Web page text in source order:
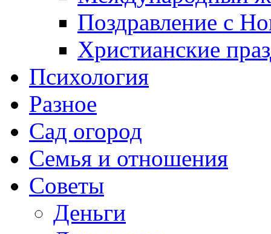
Поздравление с
Христианские
Психология
Разное
Сад огород
Семья и отношения
Советы
Деньги